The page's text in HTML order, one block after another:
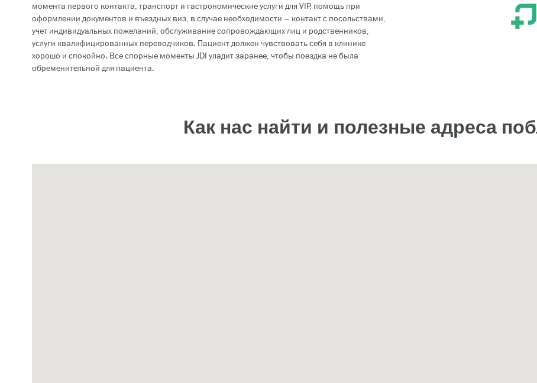
момента первого контакта, транспорт и гастрономические услуги для VIP, помощь при
оформлении документов и въездных виз, в случае необходимости – контакт с посольствами,
учет индивидуальных пожеланий, обслуживание сопровождающих лиц и родственников,
услуги квалифицированных переводчиков. Пациент должен чувствовать себя в клинике
хорошо и спокойно. Все спорные моменты JDI уладит заранее, чтобы поездка не была
обременительной для пациента.
Как нас найти и полезные адреса